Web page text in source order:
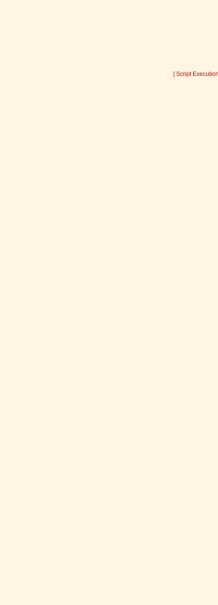
[ Script